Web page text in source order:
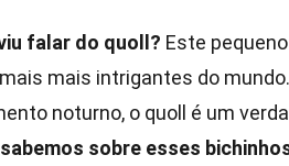
falar do quoll? Este
mais intrigantes do
noturno, o quoll é um
sobre esses